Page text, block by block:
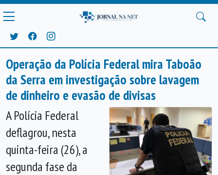
Operação da Polícia Federal mira Taboão
da Serra em investigação sobre lavagem
de dinheiro e evasão de divisas
A Polícia Federal
deflagrou, nesta
quinta-feira (26), a
segunda fase da